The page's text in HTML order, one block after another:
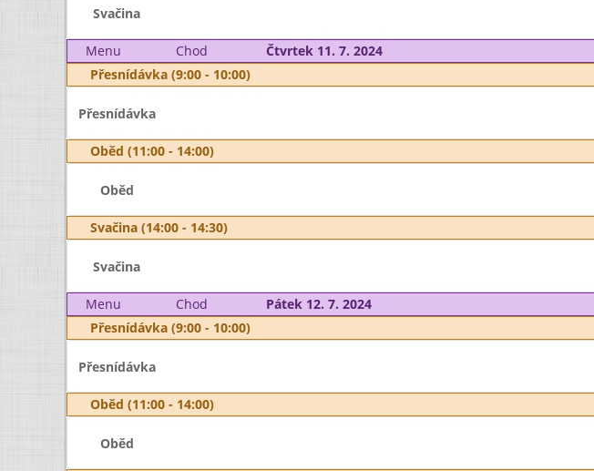
Svačina
Menu Chod
Čtvrtek 11. 7. 2024
Přesnídávka (9:00 - 10:00)
Přesnídávka
Oběd (11:00 - 14:00)
Oběd
Svačina (14:00 - 14:30)
Svačina
Menu Chod
Pátek 12. 7. 2024
Přesnídávka (9:00 - 10:00)
Přesnídávka
Oběd (11:00 - 14:00)
Oběd